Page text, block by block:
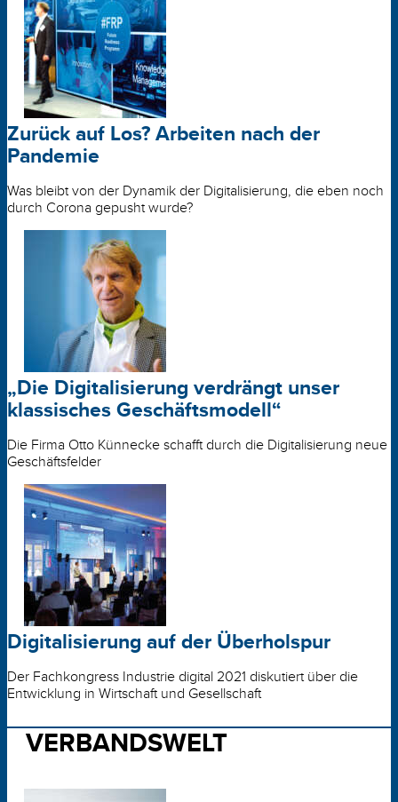
Zurück auf Los? Arbeiten nach der
Pandemie
Was bleibt von der Dynamik der Digitalisierung, die eben noch
durch Corona gepusht wurde?
„Die Digitalisierung verdrängt unser
klassisches Geschäftsmodell“
Die Firma Otto Künnecke schafft durch die Digitalisierung neue
Geschäftsfelder
Digitalisierung auf der Überholspur
Der Fachkongress Industrie digital 2021 diskutiert über die
Entwicklung in Wirtschaft und Gesellschaft
VERBANDSWELT